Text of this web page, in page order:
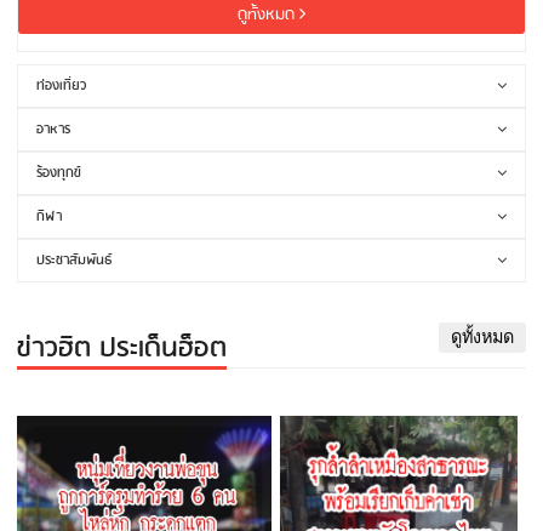
ดูทั้งหมด
ท่องเที่ยว
อาหาร
ร้องทุกข์
กีฬา
ประชาสัมพันธ์
ข่าวฮิต ประเด็นฮ็อต ดูทั้งหมด